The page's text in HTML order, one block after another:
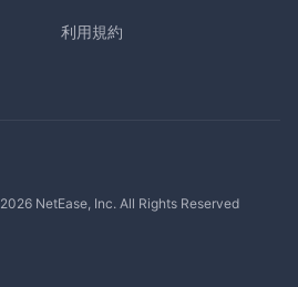
利用規約
2026NetEase, Inc. All Rights Reserved